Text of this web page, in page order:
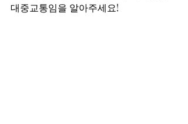
대중교통임을 알아주세요!